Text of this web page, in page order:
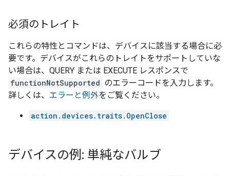
必須のトレイト
これらの特性とコマンドは、デバイスに該当する場合に必
要です。デバイスがこれらのトレイトをサポートしていな
い場合は、QUERY または EXECUTE レスポンスで
functionNotSupported のエラーコードを入力します。
詳しくは、 エラーと例外をご覧ください。
action.devices.traits.OpenClose
デバイスの例: 単純なバルブ